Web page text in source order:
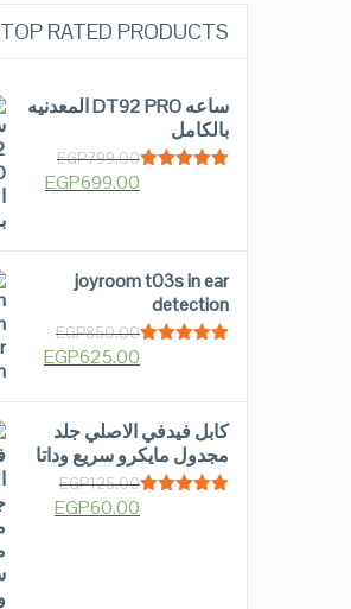
TOP RATED PRODUCTS
ساعه DT92 PRO المعدنيه
بالكامل
EGP799.00
EGP699.00
joyroom t03s in ear
detection
EGP850.00
EGP625.00
كابل فيدفي الاصلي جلد
مجدول مايكرو سريع وداتا
EGP125.00
EGP60.00